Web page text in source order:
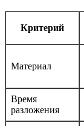
Критерий
Материал
Время
разложения